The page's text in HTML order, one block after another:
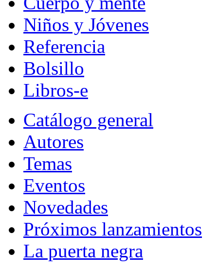
Niños y Jóvenes
Referencia
Bolsillo
Libros-e
Catálogo general
Autores
Temas
Eventos
Novedades
Próximos lanzamientos
La puerta negra